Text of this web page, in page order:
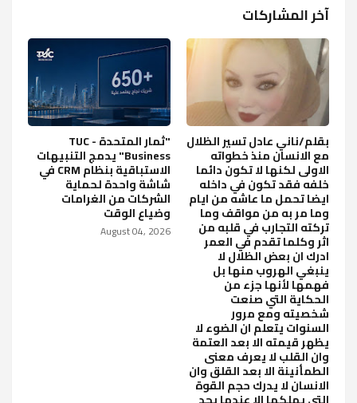
آخر المشاركات
بقلم/ناني عادل تسير الظلال
مع الانسان منذ خطواته
الاولى لكنها لا تكون دائما
خلفه فقد تكون في داخله
ايضا تحمل ما عاشه من ايام
وما مر به من مواقف وما
تركته التجارب في قلبه من
اثر وكلما تقدم في العمر
ادرك ان بعض الظلال لا
ينبغي الهروب منها بل
فهمها لأنها جزء من
الحكاية التي صنعت
شخصيته ومع مرور
السنوات يتعلم ان الضوء لا
يظهر قيمته الا بعد العتمة
وان القلب لا يعرف معنى
الطمأنينة الا بعد القلق وان
الانسان لا يدرك حجم القوة
"ثمار المتحدة - TUC
Business" يدمج التنبيهات
الاستباقية بنظام CRM في
شاشة واحدة لحماية
الشركات من الغرامات
وضياع الوقت
August 04, 2026